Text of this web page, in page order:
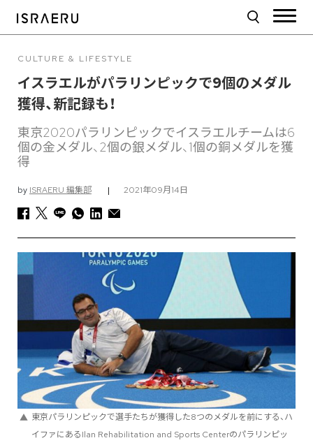
CULTURE & LIFESTYLE
イスラエルがパラリンピックで9個のメダル
獲得、新記録も！
東京2020パラリンピックでイスラエルチームは6
個の金メダル、2個の銀メダル、1個の銅メダルを獲
得
by ISRAERU 編集部 | 2021年09月14日
東京パラリンピックで選手たちが獲得した8つのメダルを前にする、ハ
イファにあるIlan Rehabilitation and Sports Centerのパラリンピッ